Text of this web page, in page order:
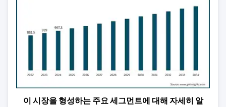
이 시장을 형성하는 주요 세그먼트에 대해 자세히 알